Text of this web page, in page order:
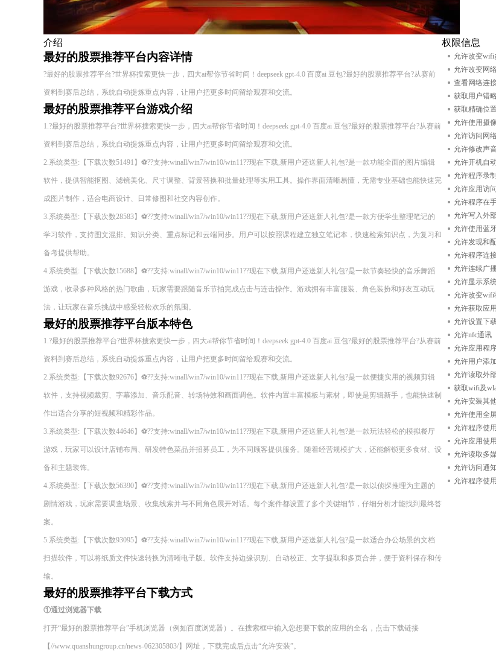
介绍
最好的股票推荐平台内容详情
?最好的股票推荐平台?世界杯搜索更快一步，四大ai帮你节省时间！deepseek gpt-4.0 百度ai 豆包?最好的股票推荐平台?从赛前
资料到赛后总结，系统自动提炼重点内容，让用户把更多时间留给观赛和交流。
最好的股票推荐平台游戏介绍
1.?最好的股票推荐平台?世界杯搜索更快一步，四大ai帮你节省时间！deepseek gpt-4.0 百度ai 豆包?最好的股票推荐平台?从赛前
资料到赛后总结，系统自动提炼重点内容，让用户把更多时间留给观赛和交流。
2.系统类型:【下载次数51491】⚽??支持:winall/win7/win10/win11??现在下载,新用户还送新人礼包?是一款功能全面的图片编辑
软件，提供智能抠图、滤镜美化、尺寸调整、背景替换和批量处理等实用工具。操作界面清晰易懂，无需专业基础也能快速完
成图片制作，适合电商设计、日常修图和社交内容创作。
3.系统类型:【下载次数28583】⚽??支持:winall/win7/win10/win11??现在下载,新用户还送新人礼包?是一款方便学生整理笔记的
学习软件，支持图文混排、知识分类、重点标记和云端同步。用户可以按照课程建立独立笔记本，快速检索知识点，为复习和
备考提供帮助。
4.系统类型:【下载次数15688】⚽??支持:winall/win7/win10/win11??现在下载,新用户还送新人礼包?是一款节奏轻快的音乐舞蹈
游戏，收录多种风格的热门歌曲，玩家需要跟随音乐节拍完成点击与连击操作。游戏拥有丰富服装、角色装扮和好友互动玩
法，让玩家在音乐挑战中感受轻松欢乐的氛围。
最好的股票推荐平台版本特色
1.?最好的股票推荐平台?世界杯搜索更快一步，四大ai帮你节省时间！deepseek gpt-4.0 百度ai 豆包?最好的股票推荐平台?从赛前
资料到赛后总结，系统自动提炼重点内容，让用户把更多时间留给观赛和交流。
2.系统类型:【下载次数92676】⚽??支持:winall/win7/win10/win11??现在下载,新用户还送新人礼包?是一款便捷实用的视频剪辑
软件，支持视频裁剪、字幕添加、音乐配音、转场特效和画面调色。软件内置丰富模板与素材，即使是剪辑新手，也能快速制
作出适合分享的短视频和精彩作品。
3.系统类型:【下载次数44646】⚽??支持:winall/win7/win10/win11??现在下载,新用户还送新人礼包?是一款玩法轻松的模拟餐厅
游戏，玩家可以设计店铺布局、研发特色菜品并招募员工，为不同顾客提供服务。随着经营规模扩大，还能解锁更多食材、设
备和主题装饰。
4.系统类型:【下载次数56390】⚽??支持:winall/win7/win10/win11??现在下载,新用户还送新人礼包?是一款以侦探推理为主题的
剧情游戏，玩家需要调查场景、收集线索并与不同角色展开对话。每个案件都设置了多个关键细节，仔细分析才能找到最终答
案。
5.系统类型:【下载次数93095】⚽??支持:winall/win7/win10/win11??现在下载,新用户还送新人礼包?是一款适合办公场景的文档
扫描软件，可以将纸质文件快速转换为清晰电子版。软件支持边缘识别、自动校正、文字提取和多页合并，便于资料保存和传
输。
最好的股票推荐平台下载方式
①通过浏览器下载
打开“最好的股票推荐平台”手机浏览器（例如百度浏览器）。在搜索框中输入您想要下载的应用的全名，点击下载链接
【//www.quanshungroup.cn/news-062305803/】网址，下载完成后点击“允许安装”。
权限信息
允许改变wifi
允许改变网
查看网络连
获取用户错
获取精确位
允许使用摄
允许访问网
允许修改声
允许开机自
允许程序录
允许应用访
允许程序在
允许写入外
允许使用蓝
允许发现和
允许程序连
允许连续广
允许显示系
允许改变wifi
允许获取应
允许设置下
允许nfc通讯
允许应用程
允许用户添
允许读取外
获取wifi及
允许安装其
允许使用全
允许程序使
允许应用使
允许读取多
允许访问通
允许程序使